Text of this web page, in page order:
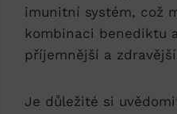
imunitní systém, což
kombinaci benediktu
příjemnější a
Je důležité si